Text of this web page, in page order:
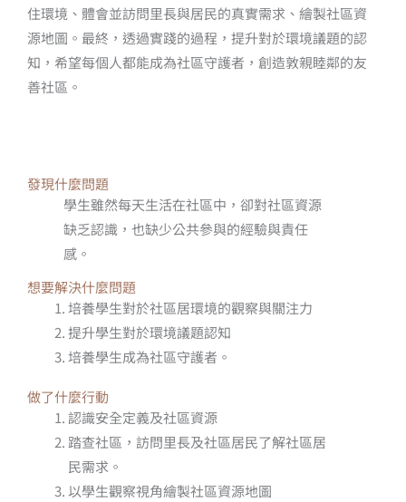
住環境、體會並訪問里長與居民的真實需求、繪製社區資
源地圖。最終，透過實踐的過程，提升對於環境議題的認
知，希望每個人都能成為社區守護者，創造敦親睦鄰的友
善社區。
發現什麼問題
學生雖然每天生活在社區中，卻對社區資源
缺乏認識，也缺少公共參與的經驗與責任
感。
想要解決什麼問題
培養學生對於社區居環境的觀察與關注力
提升學生對於環境議題認知
培養學生成為社區守護者。
做了什麼行動
認識安全定義及社區資源
踏查社區，訪問里長及社區居民了解社區居
民需求。
以學生觀察視角繪製社區資源地圖